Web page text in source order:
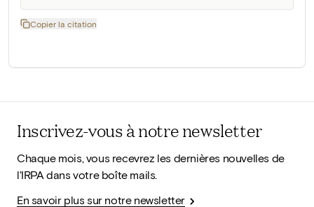
Copier la citation
Inscrivez-vous à notre newsletter
Chaque mois, vous recevrez les dernières nouvelles de
l'IRPA dans votre boîte mails.
En savoir plus sur notre newsletter